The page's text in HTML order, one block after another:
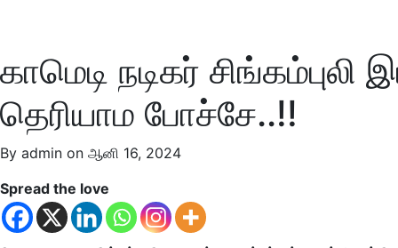
காமெடி நடிகர்
தெரியாம போச்சே..!!
By admin on ஆனி 16, 2024
Spread the love